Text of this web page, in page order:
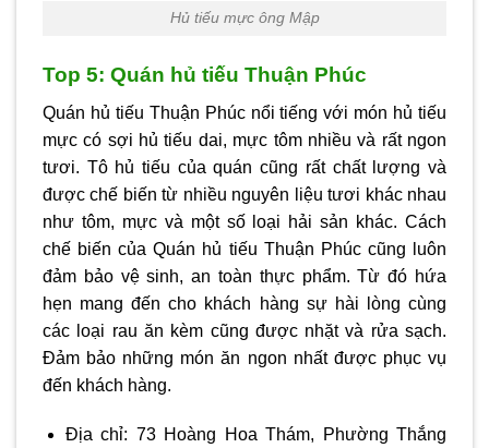
Hủ tiếu mực ông Mập
Top 5: Quán hủ tiếu Thuận Phúc
Quán hủ tiếu Thuận Phúc nổi tiếng với món hủ tiếu
mực có sợi hủ tiếu dai, mực tôm nhiều và rất ngon
tươi. Tô hủ tiếu của quán cũng rất chất lượng và
được chế biến từ nhiều nguyên liệu tươi khác nhau
như tôm, mực và một số loại hải sản khác. Cách
chế biến của Quán hủ tiếu Thuận Phúc cũng luôn
đảm bảo vệ sinh, an toàn thực phẩm. Từ đó hứa
hẹn mang đến cho khách hàng sự hài lòng cùng
các loại rau ăn kèm cũng được nhặt và rửa sạch.
Đảm bảo những món ăn ngon nhất được phục vụ
đến khách hàng.
Địa chỉ: 73 Hoàng Hoa Thám, Phường Thắng